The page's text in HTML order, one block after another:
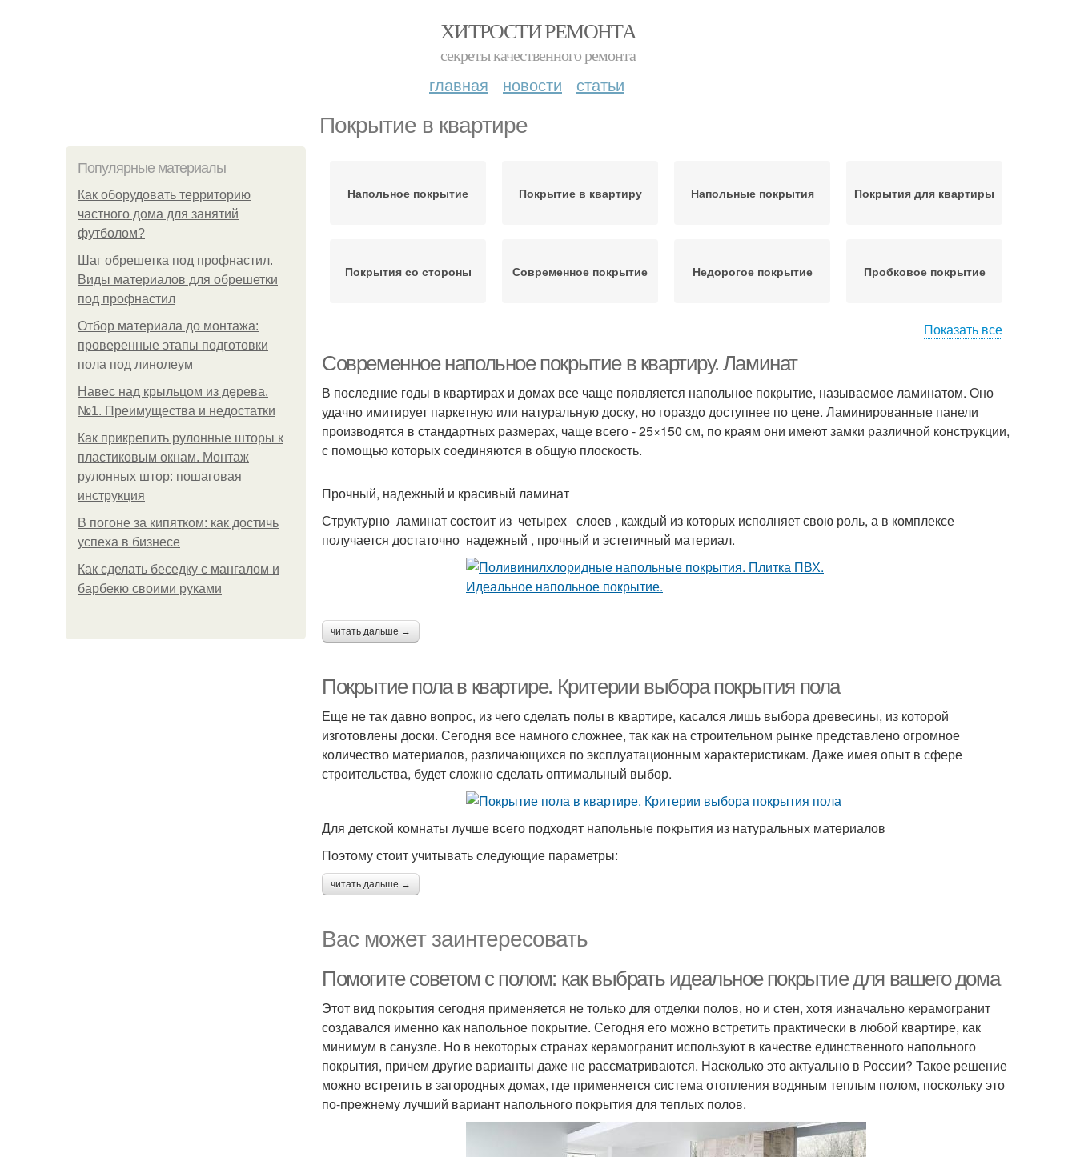
ХИТРОСТИ РЕМОНТА
секреты качественного ремонта
главная новости статьи
Покрытие в квартире
Популярные материалы
Как оборудовать территорию
частного дома для занятий
футболом?
Шаг обрешетка под профнастил.
Виды материалов для обрешетки
под профнастил
Отбор материала до монтажа:
проверенные этапы подготовки
пола под линолеум
Навес над крыльцом из дерева.
№1. Преимущества и недостатки
Как прикрепить рулонные шторы к
пластиковым окнам. Монтаж
рулонных штор: пошаговая
инструкция
В погоне за кипятком: как достичь
успеха в бизнесе
Как сделать беседку с мангалом и
барбекю своими руками
Напольное покрытие Покрытие в квартиру Напольные покрытия Покрытия для квартиры
Покрытия со стороны Современное покрытие Недорогое покрытие Пробковое покрытие
Показать все
Современное напольное покрытие в квартиру. Ламинат
В последние годы в квартирах и домах все чаще появляется напольное покрытие, называемое ламинатом. Оно
удачно имитирует паркетную или натуральную доску, но гораздо доступнее по цене. Ламинированные панели
производятся в стандартных размерах, чаще всего - 25×150 см, по краям они имеют замки различной конструкции,
с помощью которых соединяются в общую плоскость.
Прочный, надежный и красивый ламинат
Структурно ламинат состоит из четырех слоев , каждый из которых исполняет свою роль, а в комплексе
получается достаточно надежный , прочный и эстетичный материал.
читать дальше →
Покрытие пола в квартире. Критерии выбора покрытия пола
Еще не так давно вопрос, из чего сделать полы в квартире, касался лишь выбора древесины, из которой
изготовлены доски. Сегодня все намного сложнее, так как на строительном рынке представлено огромное
количество материалов, различающихся по эксплуатационным характеристикам. Даже имея опыт в сфере
строительства, будет сложно сделать оптимальный выбор.
Для детской комнаты лучше всего подходят напольные покрытия из натуральных материалов
Поэтому стоит учитывать следующие параметры:
читать дальше →
Вас может заинтересовать
Помогите советом с полом: как выбрать идеальное покрытие для вашего дома
Этот вид покрытия сегодня применяется не только для отделки полов, но и стен, хотя изначально керамогранит
создавался именно как напольное покрытие. Сегодня его можно встретить практически в любой квартире, как
минимум в санузле. Но в некоторых странах керамогранит используют в качестве единственного напольного
покрытия, причем другие варианты даже не рассматриваются. Насколько это актуально в России? Такое решение
можно встретить в загородных домах, где применяется система отопления водяным теплым полом, поскольку это
по-прежнему лучший вариант напольного покрытия для теплых полов.